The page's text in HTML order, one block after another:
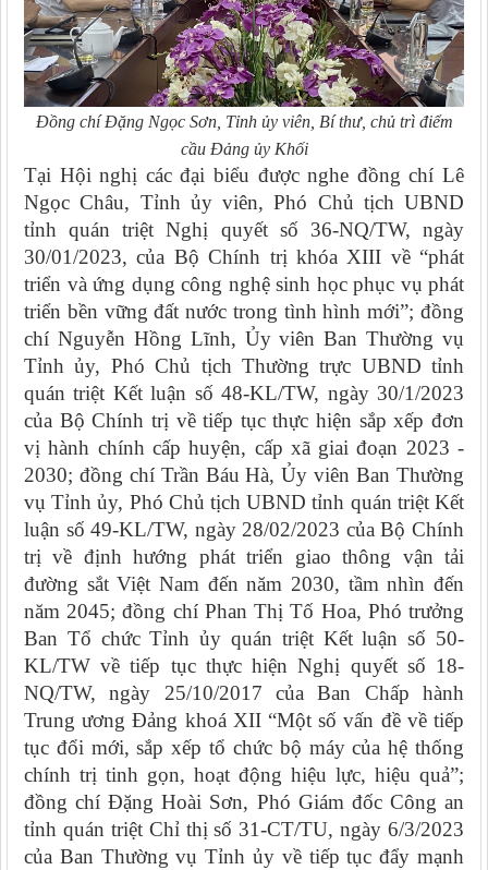
Đồng chí Đặng Ngọc Sơn, Tỉnh ủy viên, Bí thư, chủ trì điểm
cầu Đảng ủy Khối
Tại Hội nghị các đại biểu được nghe đồng chí Lê
Ngọc Châu, Tỉnh ủy viên, Phó Chủ tịch UBND
tỉnh quán triệt Nghị quyết số 36-NQ/TW, ngày
30/01/2023, của Bộ Chính trị khóa XIII về “phát
triển và ứng dụng công nghệ sinh học phục vụ phát
triển bền vững đất nước trong tình hình mới”; đồng
chí Nguyễn Hồng Lĩnh, Ủy viên Ban Thường vụ
Tỉnh ủy, Phó Chủ tịch Thường trực UBND tỉnh
quán triệt Kết luận số 48-KL/TW, ngày 30/1/2023
của Bộ Chính trị về tiếp tục thực hiện sắp xếp đơn
vị hành chính cấp huyện, cấp xã giai đoạn 2023 -
2030; đồng chí Trần Báu Hà, Ủy viên Ban Thường
vụ Tỉnh ủy, Phó Chủ tịch UBND tỉnh quán triệt Kết
luận số 49-KL/TW, ngày 28/02/2023 của Bộ Chính
trị về định hướng phát triển giao thông vận tải
đường sắt Việt Nam đến năm 2030, tầm nhìn đến
năm 2045; đồng chí Phan Thị Tố Hoa, Phó trưởng
Ban Tổ chức Tỉnh ủy quán triệt Kết luận số 50-
KL/TW về tiếp tục thực hiện Nghị quyết số 18-
NQ/TW, ngày 25/10/2017 của Ban Chấp hành
Trung ương Đảng khoá XII “Một số vấn đề về tiếp
tục đổi mới, sắp xếp tổ chức bộ máy của hệ thống
chính trị tinh gọn, hoạt động hiệu lực, hiệu quả”;
đồng chí Đặng Hoài Sơn, Phó Giám đốc Công an
tỉnh quán triệt Chỉ thị số 31-CT/TU, ngày 6/3/2023
của Ban Thường vụ Tỉnh ủy về tiếp tục đẩy mạnh